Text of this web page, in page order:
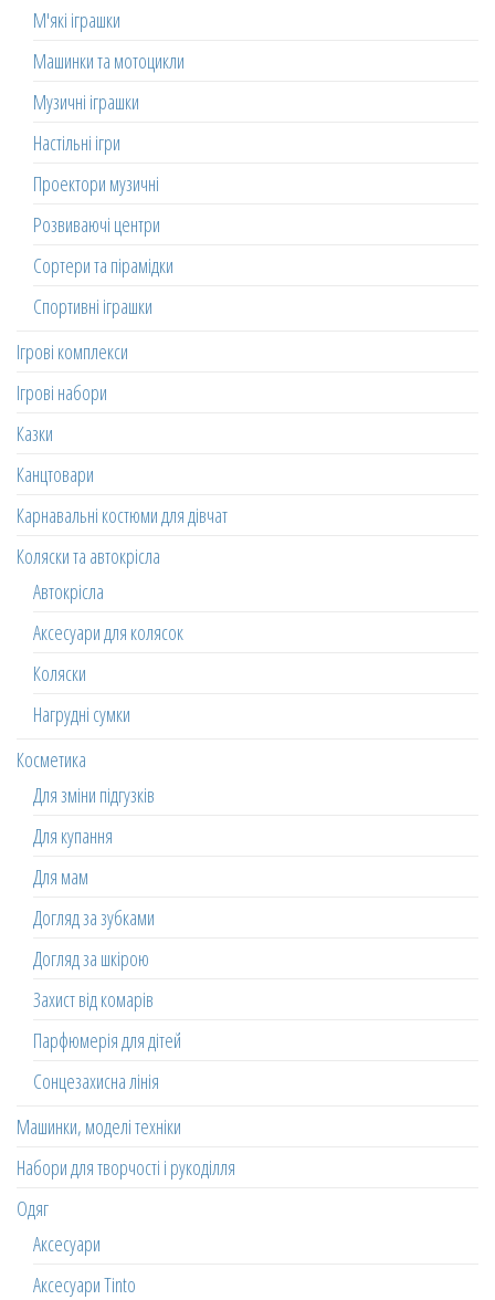
М'які іграшки
Машинки та мотоцикли
Музичні іграшки
Настільні ігри
Проектори музичні
Розвиваючі центри
Сортери та пірамідки
Спортивні іграшки
Ігрові комплекси
Ігрові набори
Казки
Канцтовари
Карнавальні костюми для дівчат
Коляски та автокрісла
Автокрісла
Аксесуари для колясок
Коляски
Нагрудні сумки
Косметика
Для зміни підгузків
Для купання
Для мам
Догляд за зубками
Догляд за шкірою
Захист від комарів
Парфюмерія для дітей
Сонцезахисна лінія
Машинки, моделі техніки
Набори для творчості і рукоділля
Одяг
Аксесуари
Аксесуари Tinto